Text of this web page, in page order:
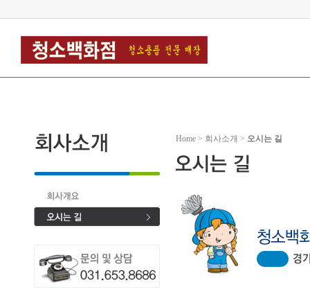
Home > 회사소개 > 오시는 길